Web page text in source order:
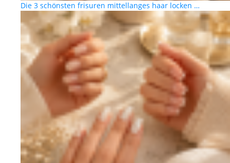
Die 3 schönsten frisuren mittellanges haar locken …